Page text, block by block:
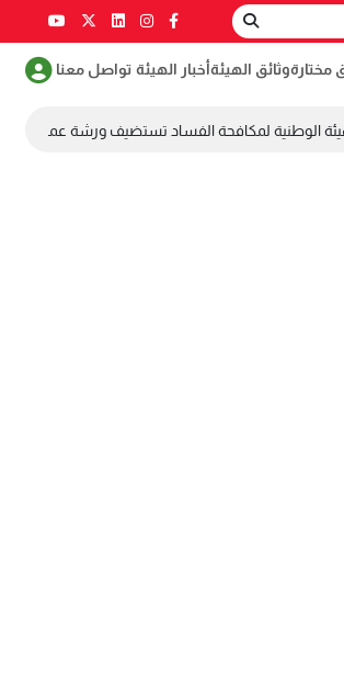
مختارةوثائق الهيئةأخبار الهيئة تواصل معنا
الوطنية لمكافحة الفساد تستضيف ورشة عمل ضمن